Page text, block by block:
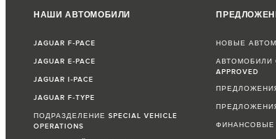
НАШИ АВТОМОБИЛИ
JAGUAR F-PACE
JAGUAR E-PACE
JAGUAR I-PACE
JAGUAR F-TYPE
ПОДРАЗДЕЛЕНИЕ SPECIAL VEHICLE
OPERATIONS
НОВЫЕ
АВТОМОБИЛИ
APPROVED
ФИНАНСОВЫЕ